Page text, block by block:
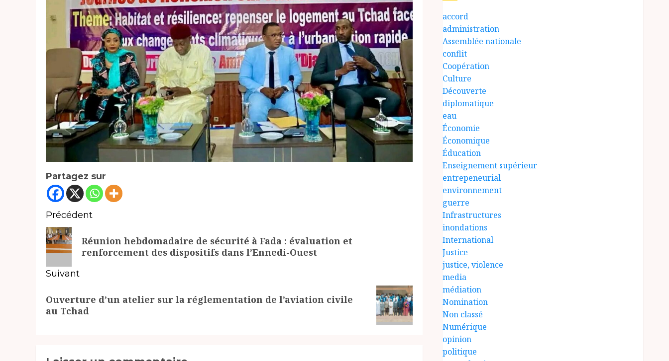
Partagez sur
Navigation
d’article
Précédent
Article
précédent:
Réunion hebdomadaire de sécurité à Fada : évaluation et
renforcement des dispositifs dans l’Ennedi-Ouest
Suivant
suivant:
Ouverture d’un atelier sur la réglementation de l’aviation civile
au Tchad
accord
administration
Assemblée nationale
conflit
Coopération
Culture
Découverte
diplomatique
eau
Économie
Économique
Éducation
Enseignement supérieur
entrepeneurial
environnement
guerre
Infrastructures
inondations
International
Justice
justice, violence
media
médiation
Nomination
Non classé
Numérique
opinion
politique